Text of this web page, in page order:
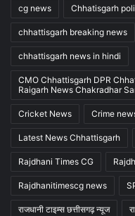
cg news Chhatisgarh
chhattisgarh breaking news
chhattisgarh news in hindi
CMO Chhattisgarh DPR
Raigarh News Chakradhar
Cricket News Crime
Latest News Chhattisgarh
Rajdhani Times CG
Rajdhanitimescg news
राजधानी टाइम्स छत्तीसगढ़ न्यूज